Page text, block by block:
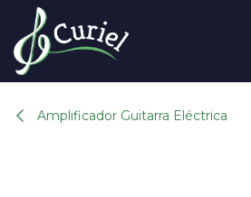
Ir al contenido
Amplificador Guitarra Eléctrica